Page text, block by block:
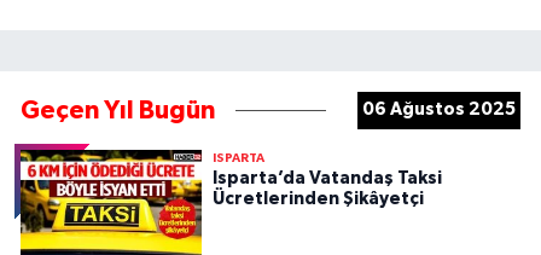
Geçen Yıl Bugün 06 Ağustos 2025
ISPARTA
Isparta’da Vatandaş Taksi
Ücretlerinden Şikâyetçi